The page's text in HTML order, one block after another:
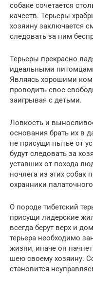
собаке сочетается
качеств. Терьеры
хозяину заключается
следовать за ним
Терьеры прекрасно
идеальными
Являясь хорошими
проводить свое
заигрывая с детьми.
Ловкость и
основания брать их в
не присущи нытье от
будут следовать за
уставших от похода
ночлега из этих собак
охранники
О породе тибетский
присущи лидерские
всегда берут верх и
терьера необходимо
жизни, иначе он
шею своему хозяину.
становится